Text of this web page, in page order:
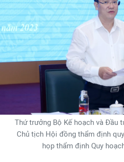
Thứ trưởng Bộ Kế hoạch và Đầu
Chủ tịch Hội đồng thẩm định
họp thẩm định Quy